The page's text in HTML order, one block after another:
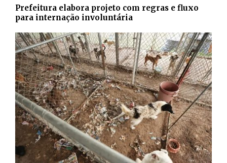
Prefeitura elabora projeto com regras e fluxo
para internação involuntária